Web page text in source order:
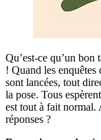
Qu’est-ce qu’un
! Quand les enquêtes
sont lancées, tout
la pose. Tous
est tout à fait normal.
réponses ?